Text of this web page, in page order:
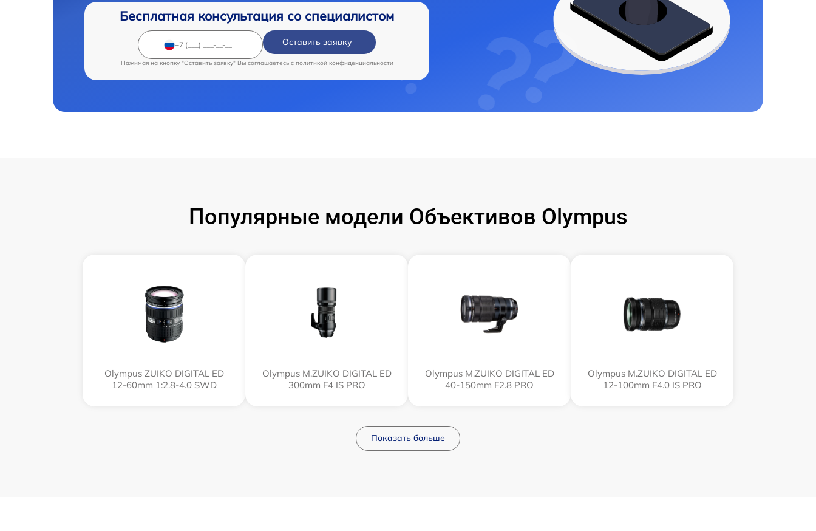
Бесплатная консультация со специалистом
Оставить заявку
Нажимая на кнопку "Оставить заявку" Вы соглашаетесь c политикой конфиденциальности
Популярные модели Объективов Olympus
Olympus ZUIKO DIGITAL ED
12-60mm 1:2.8-4.0 SWD
Olympus M.ZUIKO DIGITAL ED
300mm F4 IS PRO
Olympus M.ZUIKO DIGITAL ED
40-150mm F2.8 PRO
Olympus M.ZUIKO DIGITAL ED
12‑100mm F4.0 IS PRO
Показать больше